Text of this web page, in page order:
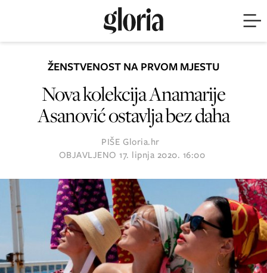
ŽENSTVENOST NA PRVOM MJESTU
Nova kolekcija Anamarije
Asanović ostavlja bez daha
PIŠE Gloria.hr
OBJAVLJENO17. lipnja 2020. 16:00